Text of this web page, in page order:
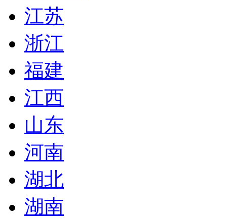
江苏
浙江
福建
江西
山东
河南
湖北
湖南